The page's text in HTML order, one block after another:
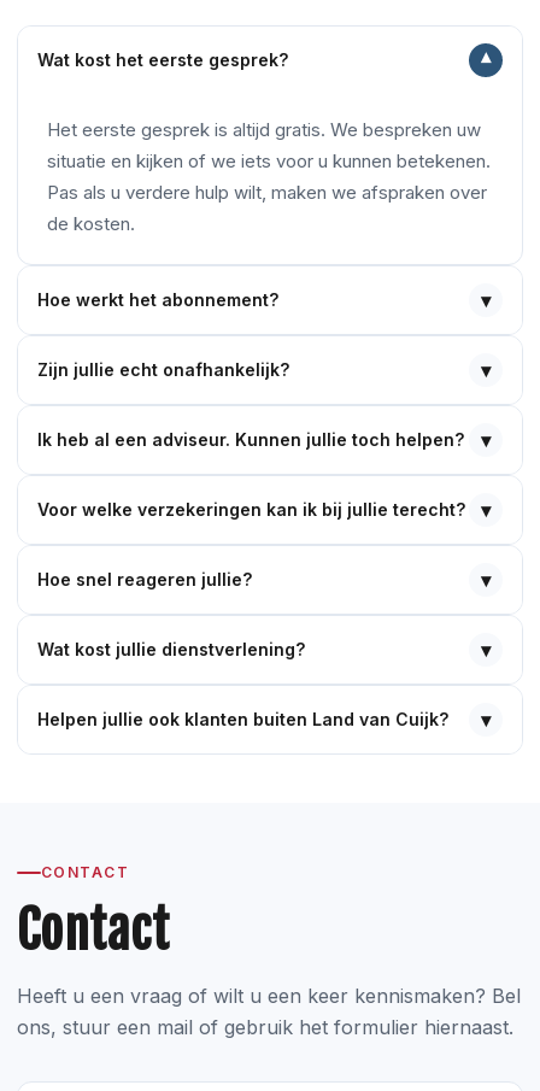
Wat kost het eerste gesprek? ▾
Het eerste gesprek is altijd gratis. We bespreken uw
situatie en kijken of we iets voor u kunnen betekenen.
Pas als u verdere hulp wilt, maken we afspraken over
de kosten.
Hoe werkt het abonnement? ▾
Zijn jullie echt onafhankelijk? ▾
Ik heb al een adviseur. Kunnen jullie toch helpen? ▾
Voor welke verzekeringen kan ik bij jullie terecht? ▾
Hoe snel reageren jullie? ▾
Wat kost jullie dienstverlening? ▾
Helpen jullie ook klanten buiten Land van Cuijk? ▾
CONTACT
Contact
Heeft u een vraag of wilt u een keer kennismaken? Bel
ons, stuur een mail of gebruik het formulier hiernaast.